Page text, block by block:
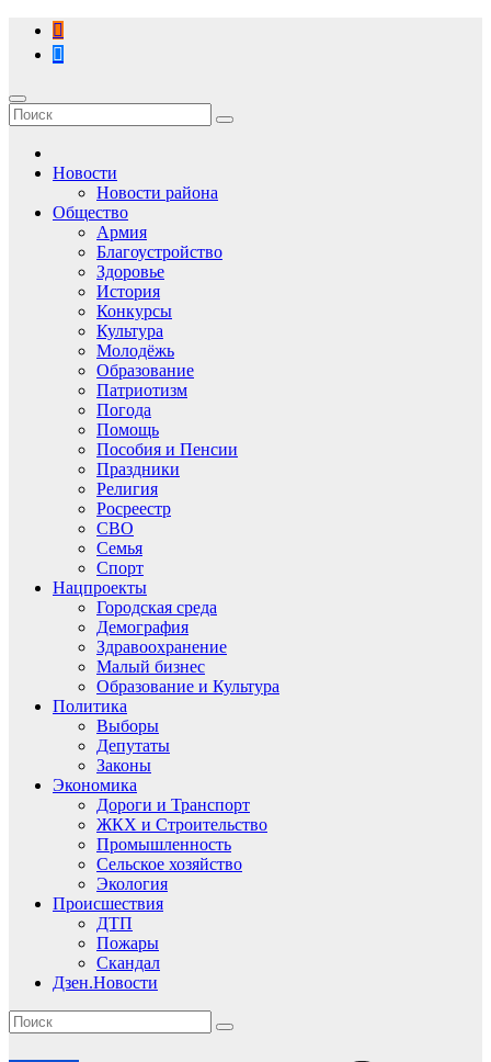
Перейти
содержимому
Новости
Новости района
Общество
Армия
Благоустройство
Здоровье
История
Конкурсы
Культура
Молодёжь
Образование
Патриотизм
Погода
Помощь
Пособия и Пенсии
Праздники
Религия
Росреестр
СВО
Семья
Спорт
Нацпроекты
Городская среда
Демография
Здравоохранение
Малый бизнес
Образование и Культура
Политика
Выборы
Депутаты
Законы
Экономика
Дороги и Транспорт
ЖКХ и Строительство
Промышленность
Сельское хозяйство
Экология
Происшествия
ДТП
Пожары
Скандал
Дзен.Новости